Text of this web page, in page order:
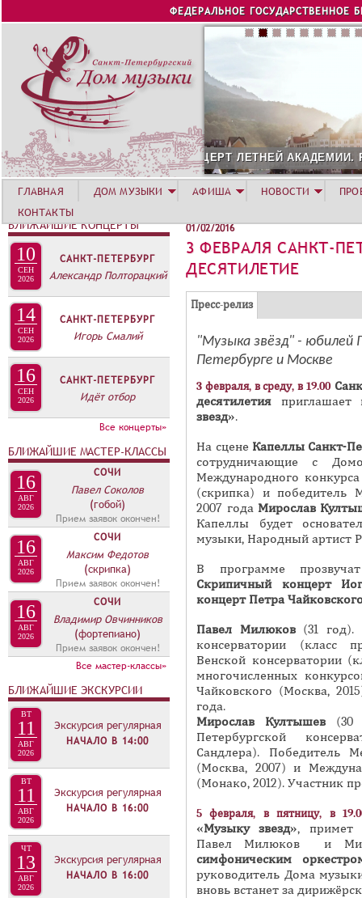
Jump to navigation
ФЕДЕРАЛЬНОЕ ГОСУДАРСТВЕННОЕ
СОЛИСТ АВГУСТА 2026 -
01/02/2016
3 ФЕВРАЛЯ САНКТ-
ДЕСЯТИЛЕТИЕ
Г
П
Л
Д
О
Пресс-релиз(
а
к
т
и
в
а
я
в
к
л
а
к
а
"Музыка звёзд" - юбилей Петербургского Дома музыки в Санкт-
Петербурге и Москве
3 февраля, в среду, в 19.00
десятилетия
звезд».
На сцене Капеллы Санкт-
сотрудничающие с
Международного
(скрипка) и победитель
2007 года Мирослав
Капеллы будет
музыки, Народный артист
В программе
Скрипичный концерт
концерт Петра
Павел Милюков (31
консерватории (класс
Венской консерватории
многочисленных
Чайковского (Москва,
года.
Мирослав Култышев (30
Петербургской
Сандлера). Победитель
(Москва, 2007) и
(Монако, 2012). Участник
5 февраля, в пятницу, в
«Музыку звезд», примет
Павел Милюков и
симфоническим
руководитель Дома
вновь встанет за
ГЛАВНАЯ ДОМ МУЗЫКИ АФИША НОВОСТИ
КОНТАКТЫ
БЛИЖАЙШИЕ КОНЦЕРТЫ
10
СЕН
2026
САНКТ-ПЕТЕРБУРГ
Александр Полторацкий
14
СЕН
2026
САНКТ-ПЕТЕРБУРГ
Игорь Смалий
16
СЕН
2026
САНКТ-ПЕТЕРБУРГ
Идёт отбор
Все концерты»
БЛИЖАЙШИЕ МАСТЕР-КЛАССЫ
16
АВГ
2026
СОЧИ
Павел Соколов
(гобой)
Прием заявок окончен!
16
АВГ
2026
СОЧИ
Максим Федотов
(скрипка)
Прием заявок окончен!
16
АВГ
2026
СОЧИ
Владимир Овчинников
(фортепиано)
Прием заявок окончен!
Все мастер-классы»
БЛИЖАЙШИЕ ЭКСКУРСИИ
ВТ
11
АВГ
2026
Экскурсия регулярная
НАЧАЛО В 14:00
ВТ
11
АВГ
2026
Экскурсия регулярная
НАЧАЛО В 16:00
ЧТ
13
АВГ
2026
Экскурсия регулярная
НАЧАЛО В 16:00